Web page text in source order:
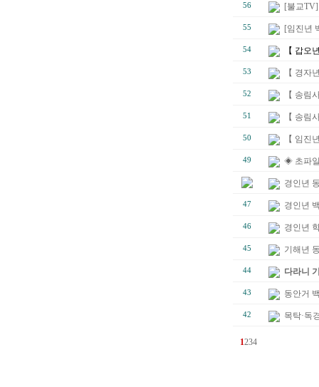
56 [불교
55 [임진년
54 【 갑오
53 【 경자
52 【 송림
51 【 송림
50 【 임진
49 ◈ 초파
경인년
47 경인년
46 경인년
45 기해년
44 다라니
43 동안거
42 목탁·독
1234